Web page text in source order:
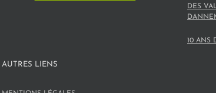
DES
10 ANS
AUTRES LIENS